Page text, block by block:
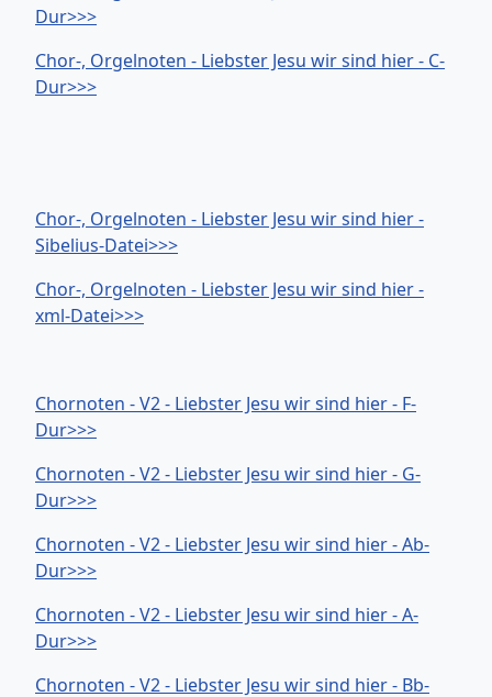
Dur>>>
Chor-, Orgelnoten - Liebster Jesu wir sind hier - C-
Dur>>>
Chor-, Orgelnoten - Liebster Jesu wir sind hier -
Sibelius-Datei>>>
Chor-, Orgelnoten - Liebster Jesu wir sind hier -
xml-Datei>>>
Chornoten - V2 - Liebster Jesu wir sind hier - F-
Dur>>>
Chornoten - V2 - Liebster Jesu wir sind hier - G-
Dur>>>
Chornoten - V2 - Liebster Jesu wir sind hier - Ab-
Dur>>>
Chornoten - V2 - Liebster Jesu wir sind hier - A-
Dur>>>
Chornoten - V2 - Liebster Jesu wir sind hier - Bb-